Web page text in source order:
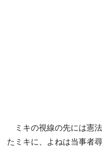
ミキの視線の先には憲
たミキに、よねは当事者